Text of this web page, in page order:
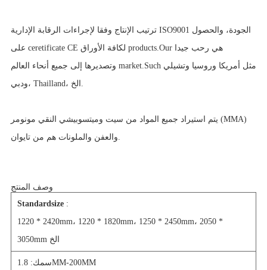
ترتيب الإنتاج وفقا لإجراءات الرقابة الإدارية ISO9001 الجودة، والحصول
على ceretificate CE لكافة الأوراق products.Our هي رحب جيدا
وتصديرها إلى جميع أنحاء العالم market.Such مثل أمريكا وروسيا وتشيلي
ودبي، Thailland، الخ.
يتم استيراد جميع المواد من سيت وميتسوبيشي النقي مونومر (MMA)
والعفن والملونات هم من تايوان.
وصف المنتج
Standardsize:
1220 * 2420mm، 1220 * 1820mm، 1250 * 2450mm، 2050 *
3050mm الخ
سمك: 1.8MM-200MM